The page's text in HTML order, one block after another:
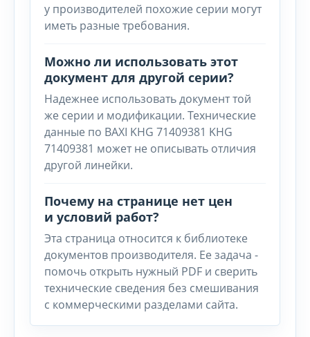
у производителей похожие серии могут
иметь разные требования.
Можно ли использовать этот
документ для другой серии?
Надежнее использовать документ той
же серии и модификации. Технические
данные по BAXI KHG 71409381 KHG
71409381 может не описывать отличия
другой линейки.
Почему на странице нет цен
и условий работ?
Эта страница относится к библиотеке
документов производителя. Ее задача -
помочь открыть нужный PDF и сверить
технические сведения без смешивания
с коммерческими разделами сайта.